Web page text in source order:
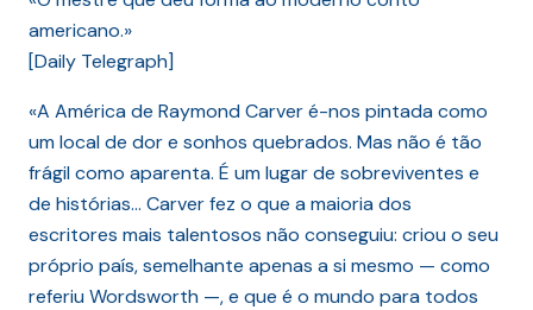
americano.»
[Daily Telegraph]
«A América de Raymond Carver é-nos pintada como
um local de dor e sonhos quebrados. Mas não é tão
frágil como aparenta. É um lugar de sobreviventes e
de histórias… Carver fez o que a maioria dos
escritores mais talentosos não conseguiu: criou o seu
próprio país, semelhante apenas a si mesmo — como
referiu Wordsworth —, e que é o mundo para todos